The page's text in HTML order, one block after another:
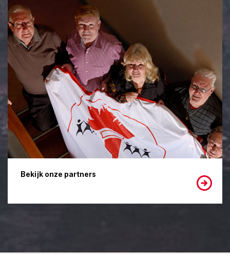
Bekijk onze partners